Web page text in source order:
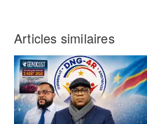
Articles similaires